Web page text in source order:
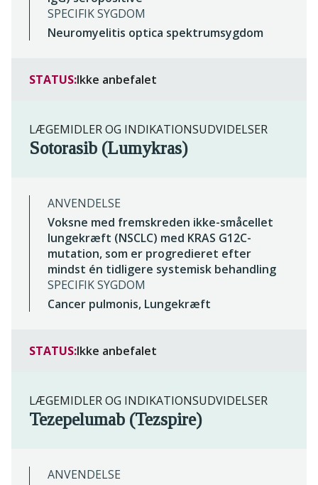
SPECIFIK SYGDOM
Neuromyelitis optica spektrumsygdom
STATUS:Ikke anbefalet
LÆGEMIDLER OG INDIKATIONSUDVIDELSER
Sotorasib (Lumykras)
ANVENDELSE
Voksne med fremskreden ikke-småcellet
lungekræft (NSCLC) med KRAS G12C-
mutation, som er progredieret efter
mindst én tidligere systemisk behandling
SPECIFIK SYGDOM
Cancer pulmonis, Lungekræft
STATUS:Ikke anbefalet
LÆGEMIDLER OG INDIKATIONSUDVIDELSER
Tezepelumab (Tezspire)
ANVENDELSE